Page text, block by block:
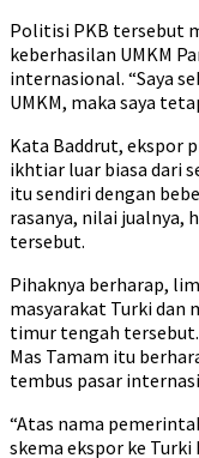
Politisi PKB tersebut
keberhasilan UMKM
internasional. “Saya
UMKM, maka saya
Kata Baddrut, ekspor
ikhtiar luar biasa dari
itu sendiri dengan
rasanya, nilai jualnya,
tersebut.
Pihaknya berharap,
masyarakat Turki dan
timur tengah tersebut.
Mas Tamam itu
tembus pasar
“Atas nama
skema ekspor ke Turki